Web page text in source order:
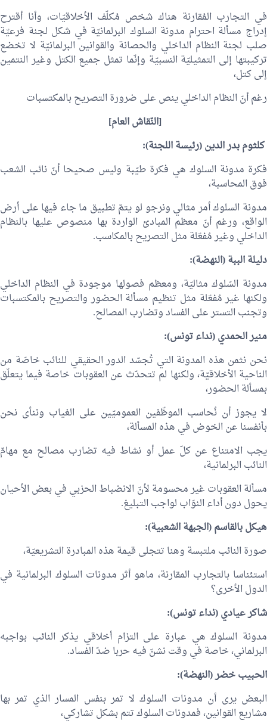
في التجارب المُقارنة هناك شخص مُكلّف الأخلاقيّات، وأنا أقترح
إدراج مسألة احترام مدونة السلوك البرلمانيّة في شكل لجنة فرعيّة
صلب لجنة النظام الداخلي والحصانة والقوانين البرلمانيّة لا تخضع
تركيبتها إلى التمثيليّة النسبيّة وإنّما تمثل جميع الكتل وغير النتمين
إلى كتل،
رغم أنّ النظام الداخلي ينص على ضرورة التصريح بالمكتسبات
[النّقاش العام]
كلثوم بدر الدين(رئيسة اللجنة):
فكرة مدونة السلوك هي فكرة طيّبة وليس صحيحا أنّ نائب الشعب
فوق المحاسبة،
مدونة السلوك أمر مثالي ونرجو لو يتمّ تطبيق ما جاء فيها على أرض
الواقع، ورغم أنّ معظم المبادئ الواردة بها منصوص عليها بالنظام
الداخلي وغير مُفعّلة مثل التصريح بالمكاسب.
دليلة الببة(النهضة):
مدونة السّلوك مثاليّة، ومعظم فصولها موجودة في النظام الداخلي
ولكنها غير مُفعّلة مثل تنظيم مسألة الحضور والتصريح بالمكتسبات
وتجنب التستر على الفساد وتضارب المصالح.
منير الحمدي(نداء تونس):
نحن نثمن هذه المدونة التي تُجسّد الدور الحقيقي للنائب خاصّة من
الناحية الأخلاقيّة، ولكنها لم تتحدّث عن العقوبات خاصة فيما يتعلّق
بمسألة الحضور،
لا يجوز أن نُحاسب الموظّفين العموميّين على الغياب وننأى نحن
بأنفسنا عن الخوض في هذه المسألة،
يجب الامتناع عن كلّ عمل أو نشاط فيه تضارب مصالح مع مهامّ
النائب البرلمانية،
مسألة العقوبات غير محسومة لأنّ الانضباط الحزبي في بعض الأحيان
يحول دون أداء النوّاب لواجب التبليغ.
هيكل بالقاسم(الجبهة الشعبية):
صورة النائب ملتبسة وهنا تتجلى قيمة هذه المبادرة التشريعيّة،
استئناسا بالتجارب المقارنة، ماهو أثر مدونات السلوك البرلمانية في
الدول الأخرى؟
شاكر عيادي(نداء تونس):
مدونة السلوك هي عبارة على التزام أخلاقي يذكر النائب بواجبه
البرلماني، خاصة في وقت نشنّ فيه حربا ضدّ الفساد.
الحبيب خضر(النهضة):
البعض يرى أن مدونات السلوك لا تمر بنفس المسار الذي تمر بها
مشاريع القوانين، فمدونات السلوك تتم بشكل تشاركي،